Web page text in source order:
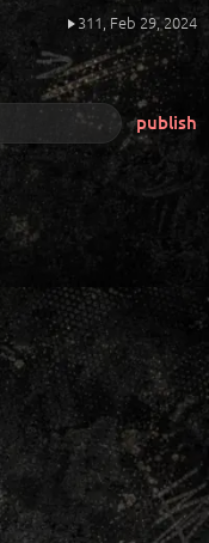
311, Feb 29, 2024
publish